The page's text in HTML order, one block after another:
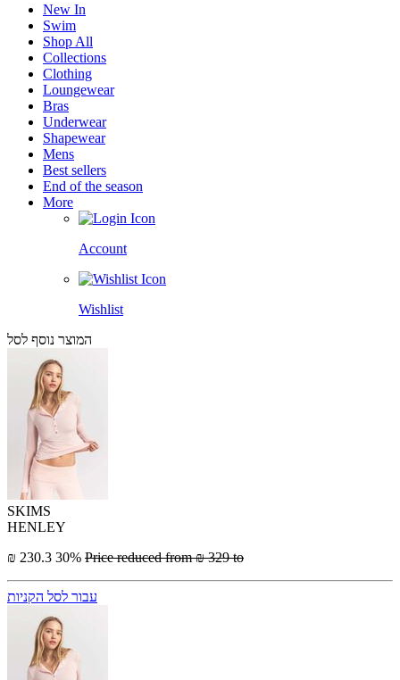
New In
Swim
Shop All
Collections
Clothing
Loungewear
Bras
Underwear
Shapewear
Mens
Best sellers
End of the season
More
Account
Wishlist
המוצר נוסף לסל
SKIMS
HENLEY
₪ 230.3 30% Price reduced from₪ 329 to
עבור לסל הקניות